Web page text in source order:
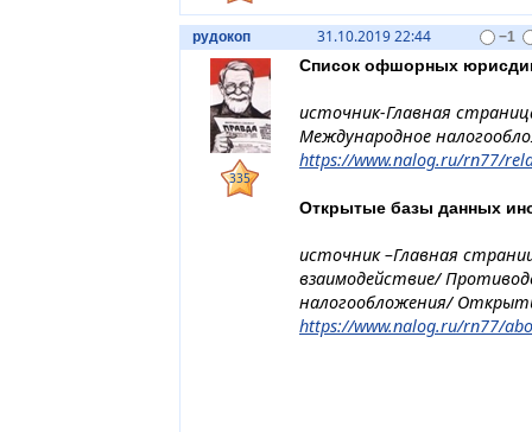
рудокоп 31.10.2019 22:44 −1
335
Список офшорных
источник-Главная
Международное
https://www.nalog.ru/rn77/
Открытые базы данных
источник –Главная
взаимодействие/
налогообложения/
https://www.nalog.ru/rn77/